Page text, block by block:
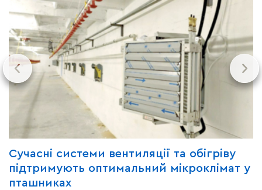
Сучасні системи вентиляції та обігріву
підтримують оптимальний мікроклімат у
пташниках